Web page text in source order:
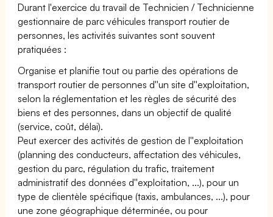
Durant l'exercice du travail de Technicien / Technicienne
gestionnaire de parc véhicules transport routier de
personnes, les activités suivantes sont souvent
pratiquées :
Organise et planifie tout ou partie des opérations de
transport routier de personnes d''un site d''exploitation,
selon la réglementation et les règles de sécurité des
biens et des personnes, dans un objectif de qualité
(service, coût, délai).
Peut exercer des activités de gestion de l''exploitation
(planning des conducteurs, affectation des véhicules,
gestion du parc, régulation du trafic, traitement
administratif des données d''exploitation, ...), pour un
type de clientèle spécifique (taxis, ambulances, ...), pour
une zone géographique déterminée, ou pour